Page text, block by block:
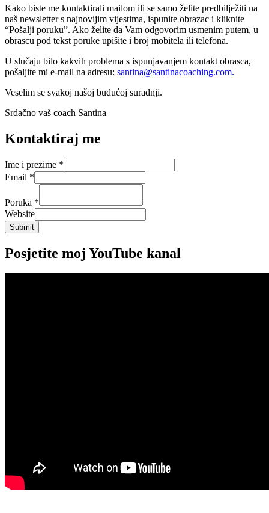
Kako biste me kontaktirali mailom ili se samo želite predbilježiti na
naš newsletter s najnovijim vijestima, ispunite obrazac i kliknite
“Pošalji poruku”. Ako želite da Vam odgovorim usmenim putem, u
obrascu pod tekst poruke upišite i broj mobitela ili telefona.
U slučaju bilo kakvih problema s ispunjavanjem kontakt obrasca,
pošaljite mi e-mail na adresu: santina@santinacoaching.com.
Veselim se svakoj našoj budućoj suradnji.
Srdačno vaš coach Santina
Kontaktiraj me
Ime i prezime *
Email *
Poruka *
Website
Submit
Posjetite moj YouTube kanal